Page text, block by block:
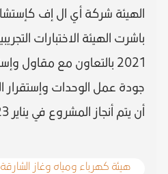
الهيئة شركة أي ال إف
باشرت الهيئة الاختبارات
2021 بالتعاون مع
جودة عمل الوحدات وإستقرار
أن يتم أنجاز المشروع في يناير 2023.
هيئة كهرباء ومياه وغاز الشارقة